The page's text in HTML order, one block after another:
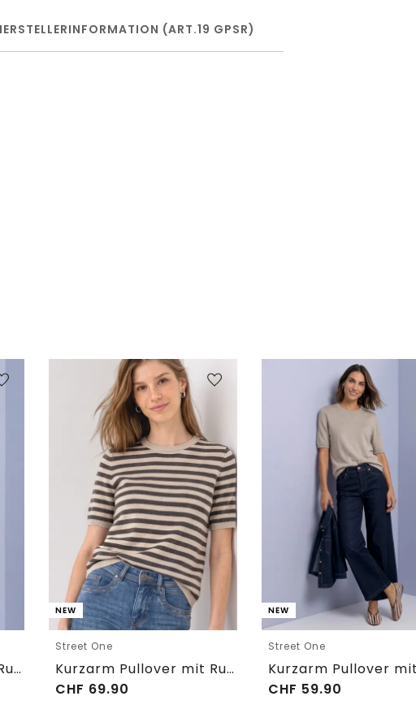
(ART.19 GPSR)
Kurzarm Pullover mit Rundhals in Unifarbe
NEW
Street One
Kurzarm Pullover mit Rundhals und Streifen
CHF 69.90
NEW
Street One
CHF 59.90